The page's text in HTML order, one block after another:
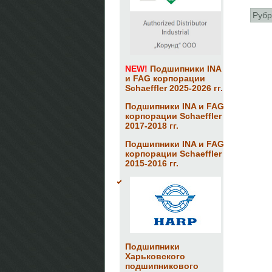
NEW! Подшипники INA
и FAG корпорации
Schaeffler 2025-2026 гг.
Подшипники INA и FAG
корпорации Schaeffler
2017-2018 гг.
Подшипники INA и FAG
корпорации Schaeffler
2015-2016 гг.
Подшипники
Харьковского
подшипникового